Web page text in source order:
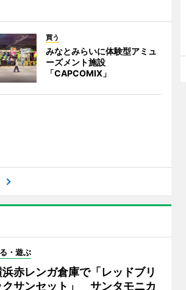
買う
みなとみらいに体験型アミュ
ーズメント施設
「CAPCOMIX」
・遊ぶ
浜赤レンガ倉庫で「レッドブリ
クサンセット」 サンタモニカ